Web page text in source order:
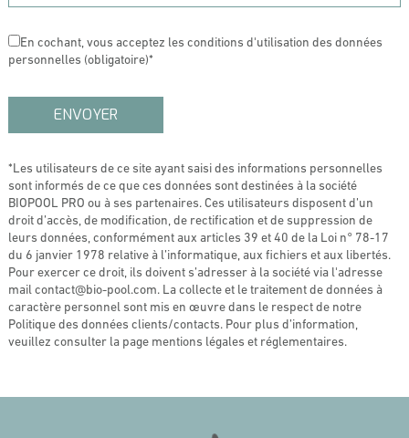
En cochant, vous acceptez les conditions d'utilisation des données
personnelles (obligatoire)*
*Les utilisateurs de ce site ayant saisi des informations personnelles
sont informés de ce que ces données sont destinées à la société
BIOPOOL PRO ou à ses partenaires. Ces utilisateurs disposent d’un
droit d’accès, de modification, de rectification et de suppression de
leurs données, conformément aux articles 39 et 40 de la Loi n° 78-17
du 6 janvier 1978 relative à l’informatique, aux fichiers et aux libertés.
Pour exercer ce droit, ils doivent s’adresser à la société via l'adresse
mail contact@bio-pool.com. La collecte et le traitement de données à
caractère personnel sont mis en œuvre dans le respect de notre
Politique des données clients/contacts. Pour plus d’information,
veuillez consulter la page mentions légales et réglementaires.